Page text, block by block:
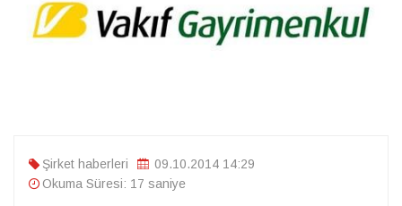
Şirket haberleri
09.10.2014 14:29
Okuma Süresi: 17 saniye